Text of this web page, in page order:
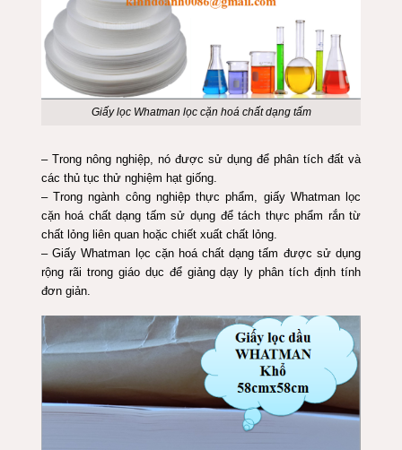
Giấy lọc Whatman lọc cặn hoá chất dạng tấm
– Trong nông nghiệp, nó được sử dụng để phân tích đất và
các thủ tục thử nghiệm hạt giống.
– Trong ngành công nghiệp thực phẩm, giấy Whatman lọc
cặn hoá chất dạng tấm sử dụng để tách thực phẩm rắn từ
chất lỏng liên quan hoặc chiết xuất chất lỏng.
– Giấy Whatman lọc cặn hoá chất dạng tấm được sử dụng
rộng rãi trong giáo dục để giảng dạy ly phân tích định tính
đơn giản.